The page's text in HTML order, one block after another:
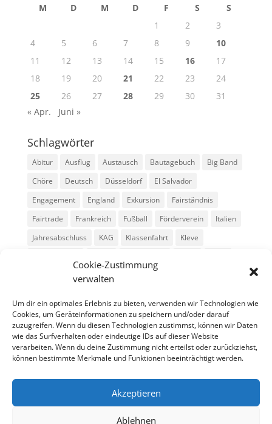
Cookie-Zustimmung
verwalten
Um dir ein optimales Erlebnis zu bieten, verwenden wir Technologien wie
Cookies, um Geräteinformationen zu speichern und/oder darauf
zuzugreifen. Wenn du diesen Technologien zustimmst, können wir Daten
wie das Surfverhalten oder eindeutige IDs auf dieser Website
verarbeiten. Wenn du deine Zustimmung nicht erteilst oder zurückziehst,
können bestimmte Merkmale und Funktionen beeinträchtigt werden.
Akzeptieren
Ablehnen
M D M D F S
S
1
2
3
4
5 6 7 8 9
10
11
12 13 14 15 16
17
18
19 20 21 22 23
24
25
26 27 28 29 30
31
« Apr.
Juni »
Schlagwörter
Abitur Ausflug Austausch Bautagebuch
Big Band
Chöre
Deutsch Düsseldorf
El Salvador
Engagement
England Exkursion
Fairständnis
Fairtrade
Frankreich Fußball Förderverein
Italien
Jahresabschluss
KAG Klassenfahrt
Kleve
Musik
Sport
Stadtradeln SV
Tag der offenen Tür
Theater
USA Weihnachten WPU Xanten